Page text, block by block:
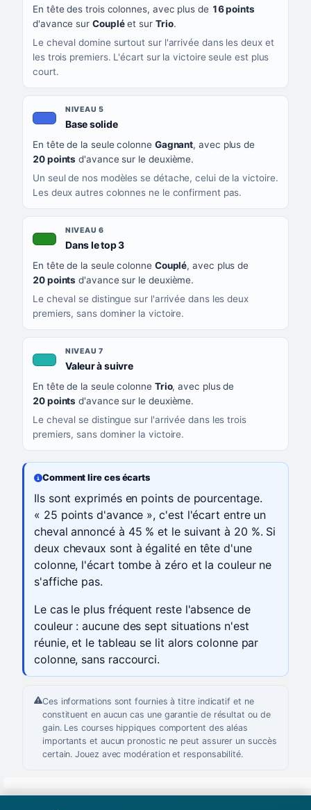
En tête des trois colonnes, avec plus de 16 points
d'avance sur Coupléet sur Trio.
Le cheval domine surtout sur l'arrivée dans les deux et
les trois premiers. L'écart sur la victoire seule est plus
court.
NIVEAU 5
Base solide, couleur bleu roi
En tête de la seule colonne Gagnant, avec plus de
20 points d'avance sur le deuxième.
Un seul de nos modèles se détache, celui de la victoire.
Les deux autres colonnes ne le confirment pas.
NIVEAU 6
Dans le top 3, couleur verte
En tête de la seule colonne Couplé, avec plus de
20 points d'avance sur le deuxième.
Le cheval se distingue sur l'arrivée dans les deux
premiers, sans dominer la victoire.
NIVEAU 7
Valeur à suivre, couleur turquoise
En tête de la seule colonne Trio, avec plus de
20 points d'avance sur le deuxième.
Le cheval se distingue sur l'arrivée dans les trois
premiers, sans dominer la victoire.
Comment lire ces écarts
Ils sont exprimés en points de pourcentage.
« 25 points d'avance », c'est l'écart entre un
cheval annoncé à 45 % et le suivant à 20 %. Si
deux chevaux sont à égalité en tête d'une
colonne, l'écart tombe à zéro et la couleur ne
s'affiche pas.
Le cas le plus fréquent reste l'absence de
couleur : aucune des sept situations n'est
réunie, et le tableau se lit alors colonne par
colonne, sans raccourci.
Ces informations sont fournies à titre indicatif et ne
constituent en aucun cas une garantie de résultat ou de
gain. Les courses hippiques comportent des aléas
importants et aucun pronostic ne peut assurer un succès
certain. Jouez avec modération et responsabilité.